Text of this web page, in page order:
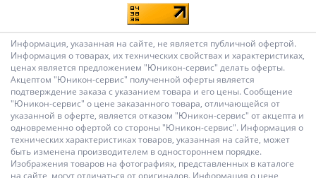
Информация, указанная на сайте, не является публичной офертой.
Информация о товарах, их технических свойствах и характеристиках,
ценах является предложением "Юникон-сервис" делать оферты.
Акцептом "Юникон-сервис" полученной оферты является
подтверждение заказа с указанием товара и его цены. Сообщение
"Юникон-сервис" о цене заказанного товара, отличающейся от
указанной в оферте, является отказом "Юникон-сервис" от акцепта и
одновременно офертой со стороны "Юникон-сервис". Информация о
технических характеристиках товаров, указанная на сайте, может
быть изменена производителем в одностороннем порядке.
Изображения товаров на фотографиях, представленных в каталоге
на сайте, могут отличаться от оригиналов. Информация о цене